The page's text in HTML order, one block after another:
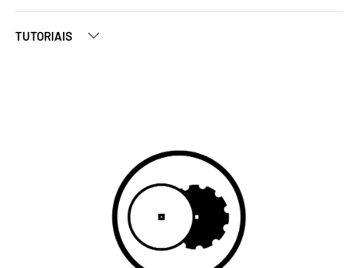
TUTORIAIS